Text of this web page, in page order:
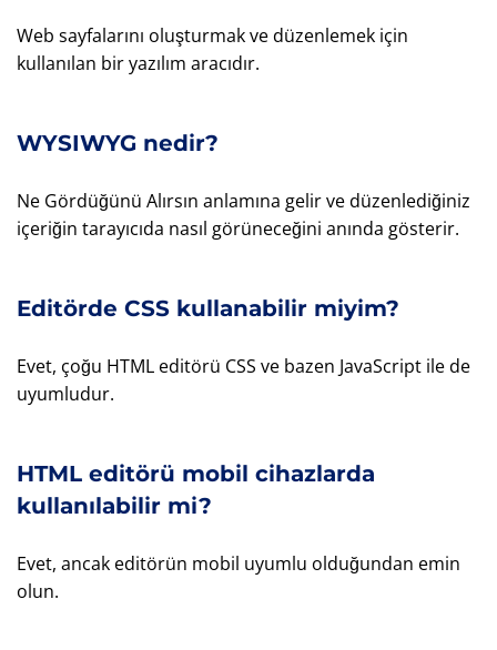
Web sayfalarını oluşturmak ve düzenlemek için
kullanılan bir yazılım aracıdır.
WYSIWYG nedir?
Ne Gördüğünü Alırsın anlamına gelir ve düzenlediğiniz
içeriğin tarayıcıda nasıl görüneceğini anında gösterir.
Editörde CSS kullanabilir miyim?
Evet, çoğu HTML editörü CSS ve bazen JavaScript ile de
uyumludur.
HTML editörü mobil cihazlarda
kullanılabilir mi?
Evet, ancak editörün mobil uyumlu olduğundan emin
olun.